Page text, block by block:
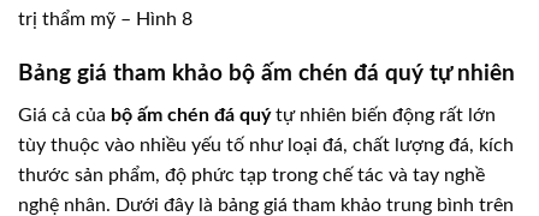
trị thẩm mỹ – Hình 8
Bảng giá tham khảo bộ ấm chén đá quý tự nhiên
Giá cả của bộ ấm chén đá quýtự nhiên biến động rất lớn
tùy thuộc vào nhiều yếu tố như loại đá, chất lượng đá, kích
thước sản phẩm, độ phức tạp trong chế tác và tay nghề
nghệ nhân. Dưới đây là bảng giá tham khảo trung bình trên